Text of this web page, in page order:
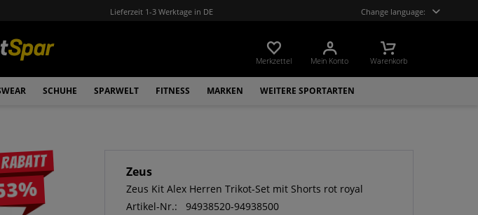
Lieferzeit 1-3 Werktage in DE Change language:
Merkzettel Mein Konto Warenkorb
SCHUHE SPARWELT FITNESS MARKEN WEITERE SPORTARTEN
Zeus
Zeus Kit Alex Herren Trikot-Set mit Shorts rot royal
Artikel-Nr.:
94938520-94938500